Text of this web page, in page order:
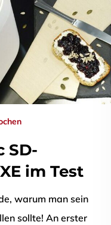
SD-
im Test
warum man sein
sollte! An erster